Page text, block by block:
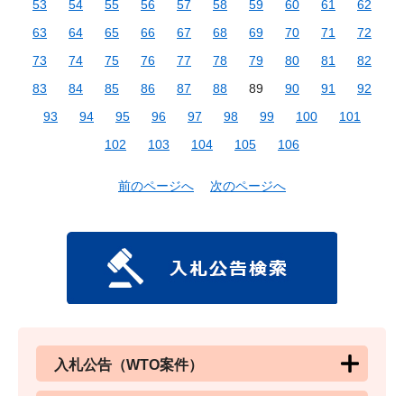
53
54 55 56 57 58 59 60 61
62
63
64 65 66 67 68 69 70 71
72
73
74 75 76 77 78 79 80 81
82
83
84 85 86 87 88 89 90 91
92
93
94 95 96 97 98 99 100
101
102
103 104 105 106
前のページへ 次のページへ
入札公告（WTO案件）